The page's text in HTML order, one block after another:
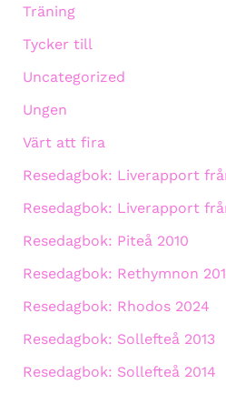
Träning
Tycker till
Uncategorized
Ungen
Värt att fira
Resedagbok: Liverapport
Resedagbok: Liverapport
Resedagbok: Piteå 2010
Resedagbok: Rethymnon
Resedagbok: Rhodos 2024
Resedagbok: Sollefteå 2013
Resedagbok: Sollefteå 2014